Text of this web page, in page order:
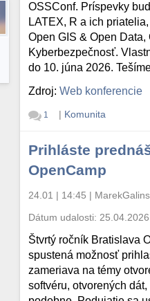
OSSConf. Príspevky
LATEX, R a ich
Open GIS & Open Data,
Kyberbezpečnosť.
do 10. júna 2026.
Zdroj:Web konferencie
1 | Komunita
Prihláste
OpenCamp
24.01 | 14:45 |
Dátum udalosti: 25.04.2026
Štvrtý ročník Bratislava
spustená možnosť
zameriava na témy
softvéru, otvorených